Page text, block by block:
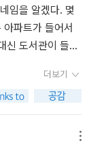
하는 유토피아였
자연 속에서는 주
새인 찌르레기의
리기 힘든 그야말
구들. 그네들의
가는 생명을 노래
때 어린이였음
임을 알겠다. 몇
파트가 들어서
신 도서관이 들어
서 작품의 소재
재를 고름에 있
무엇보다 따스함
서 세밀하고 민
더보기